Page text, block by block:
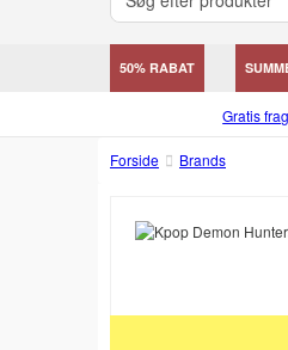
50% RABAT
Gratis
Forside Brands